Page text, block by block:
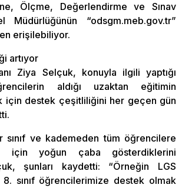
Ölçme, Değerlendirme ve Sınav
Müdürlüğünün “odsgm.meb.gov.tr”
erişilebiliyor.
artıyor
Ziya Selçuk, konuyla ilgili yaptığı
aldığı uzaktan eğitimin
için destek çeşitliliğini her geçen gün
sınıf ve kademeden tüm öğrencilere
için yoğun çaba gösterdiklerini
şunları kaydetti: “Örneğin LGS
8. sınıf öğrencilerimize destek olmak